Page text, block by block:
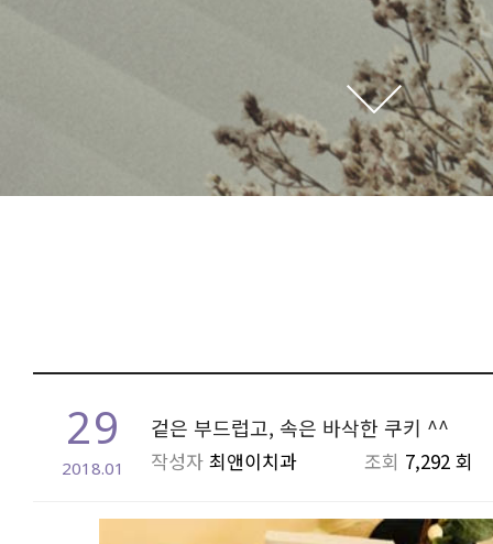
29
2018.01
겉은 부드럽고, 속은 바삭한 쿠키 ^^
작성자최앤이치과 조회 7,292 회
본문